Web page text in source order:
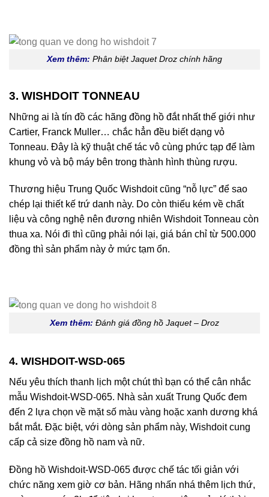
Xem thêm: Phân biệt Jaquet Droz chính hãng
3. WISHDOIT TONNEAU
Những ai là tín đồ các hãng đồng hồ đắt nhất thế giới như
Cartier, Franck Muller… chắc hẳn đều biết dạng vỏ
Tonneau. Đây là kỹ thuật chế tác vô cùng phức tạp để làm
khung vỏ và bộ máy bên trong thành hình thùng rượu.
Thương hiệu Trung Quốc Wishdoit cũng “nỗ lực” để sao
chép lại thiết kế trứ danh này. Do còn thiếu kém về chất
liệu và công nghệ nên đương nhiên Wishdoit Tonneau còn
thua xa. Nói đi thì cũng phải nói lại, giá bán chỉ từ 500.000
đồng thì sản phẩm này ở mức tạm ổn.
Xem thêm: Đánh giá đồng hồ Jaquet – Droz
4. WISHDOIT-WSD-065
Nếu yêu thích thanh lịch một chút thì bạn có thể cân nhắc
mẫu Wishdoit-WSD-065. Nhà sản xuất Trung Quốc đem
đến 2 lựa chọn về mặt số màu vàng hoặc xanh dương khá
bắt mắt. Đặc biệt, với dòng sản phẩm này, Wishdoit cung
cấp cả size đồng hồ nam và nữ.
Đồng hồ Wishdoit-WSD-065 được chế tác tối giản với
chức năng xem giờ cơ bản. Hãng nhấn nhá thêm lịch thứ,